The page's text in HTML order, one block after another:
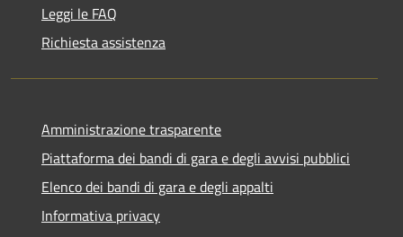
Leggi le FAQ
Richiesta assistenza
Amministrazione trasparente
Piattaforma dei bandi di gara e degli avvisi pubblici
Elenco dei bandi di gara e degli appalti
Informativa privacy